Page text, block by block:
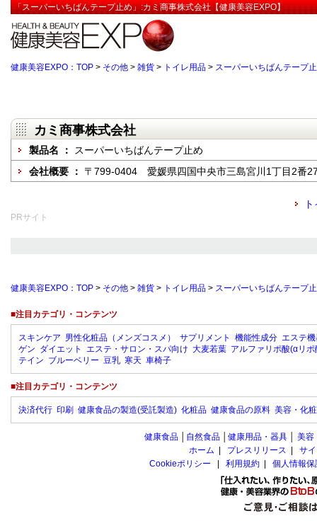
「スーパーいちばんテープ止め」:カミ商事株式会社【健康美容EXPO】
健康美容EXPO：TOP > その他 > 雑貨 > トイレ用品 > スーパーいちばんテープ
カミ商事株式会社
製品名 ：
スーパーいちばんテープ止め
会社概要 ： 〒799-0404 愛媛県四国中央市三島宮川1丁目2番
PRサイト
健康美容EXPO：TOP > その他 > 雑貨 > トイレ用品 > スーパーいちばんテープ
■注目カテゴリ・コンテンツ
スキンケア 男性化粧品（メンズコスメ） サプリメント 機能性成分 エステ
ゲン ダイエット エステ・サロン・スパ向け 大麦若葉 アルファリポ酸(αリポ
テイン ブルーベリー 豆乳 寒天 車椅子
■注目カテゴリ・コンテンツ
決済代行 印刷 健康食品の製造(受託製造) 化粧品 健康食品の原料 美容・化
健康食品 自然食品 健康用品・器具 美容
ホーム
プレスリリース
サ
Cookieポリシー
利用規約 個人情報